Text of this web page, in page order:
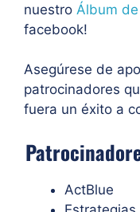
nuestro Álbum
facebook!
Asegúrese de
patrocinadores
fuera un éxito a
ActBlue